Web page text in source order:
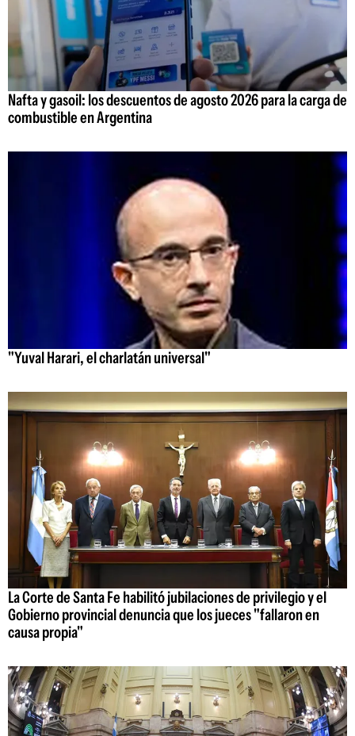
Nafta y gasoil: los descuentos de agosto 2026 para la carga de
combustible en Argentina
"Yuval Harari, el charlatán universal"
La Corte de Santa Fe habilitó jubilaciones de privilegio y el
Gobierno provincial denuncia que los jueces "fallaron en
causa propia"